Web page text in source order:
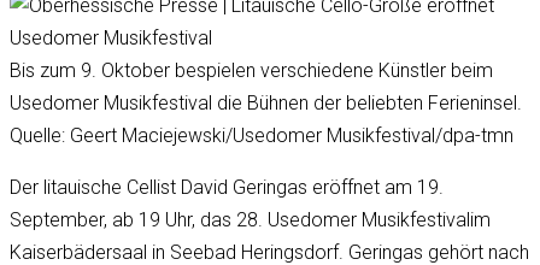
Bis zum 9. Oktober bespielen verschiedene Künstler beim
Usedomer Musikfestival die Bühnen der beliebten Ferieninsel.
Quelle: Geert Maciejewski/Usedomer Musikfestival/dpa-tmn
Der litauische Cellist David Geringas eröffnet am 19.
September, ab 19 Uhr, das 28. Usedomer Musikfestivalim
Kaiserbädersaal in Seebad Heringsdorf. Geringas gehört nach